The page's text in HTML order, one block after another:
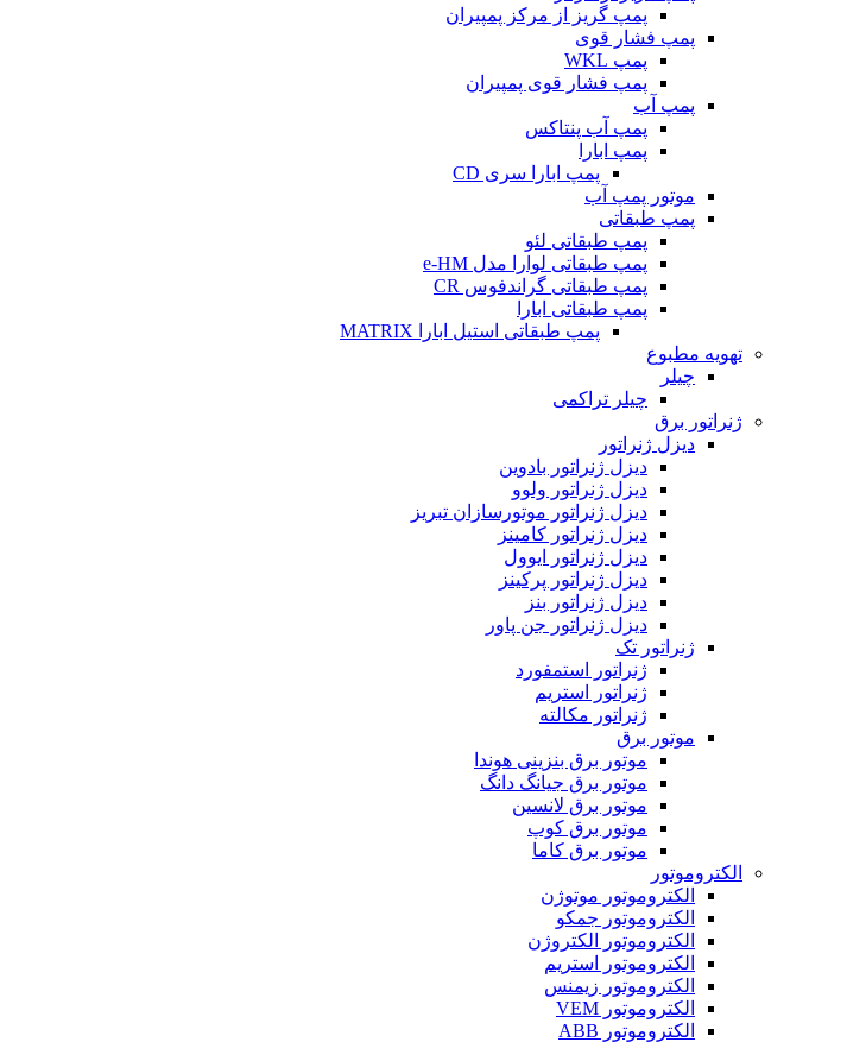
پمپ گریز از مرکز پمپیران
پمپ فشار قوی
پمپ WKL
پمپ فشار قوی پمپیران
پمپ آب
پمپ آب پنتاکس
پمپ ابارا
پمپ ابارا سری CD
موتور پمپ آب
پمپ طبقاتی
پمپ طبقاتی لئو
پمپ طبقاتی لوارا مدل e-HM
پمپ طبقاتی گراندفوس CR
پمپ طبقاتی ابارا
پمپ طبقاتی استیل ابارا MATRIX
تهویه مطبوع
چیلر
چیلر تراکمی
ژنراتور برق
دیزل ژنراتور
دیزل ژنراتور بادوین
دیزل ژنراتور ولوو
دیزل ژنراتور موتورسازان تبریز
دیزل ژنراتور کامینز
دیزل ژنراتور ایوول
دیزل ژنراتور پرکینز
دیزل ژنراتور بنز
دیزل ژنراتور جن پاور
ژنراتور تک
ژنراتور استمفورد
ژنراتور استریم
ژنراتور مکالته
موتور برق
موتور برق بنزینی هوندا
موتور برق جیانگ دانگ
موتور برق لانسین
موتور برق کوپ
موتور برق کاما
الکتروموتور
الکتروموتور موتوژن
الکتروموتور جمکو
الکتروموتور الکتروژن
الکتروموتور استریم
الکتروموتور زیمنس
الکتروموتور VEM
الکتروموتور ABB